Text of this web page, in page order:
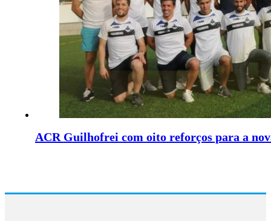
ACR Guilhofrei com oito reforços para a